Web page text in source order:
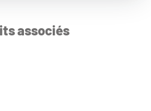
associés